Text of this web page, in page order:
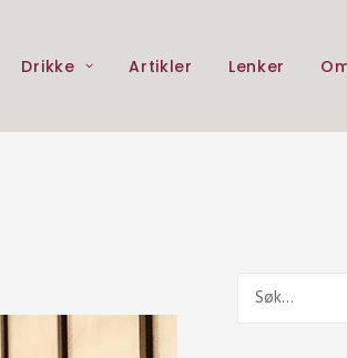
Drikke Artikler Lenker